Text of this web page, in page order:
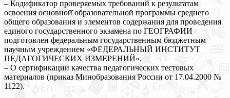
– Кодификатор проверяемых требований к результатам
освоения основной̆ образовательной программы среднего
общего образования и элементов содержания для проведения
единого государственного экзамена по ГЕОГРАФИИ
подготовлен федеральным государственным бюджетным
научным учреждением «ФЕДЕРАЛЬНЫЙ ИНСТИТУТ
ПЕДАГОГИЧЕСКИХ ИЗМЕРЕНИЙ».
– О сертификации качества педагогических тестовых
материалов (приказ Минобразования России от 17.04.2000 №
1122).